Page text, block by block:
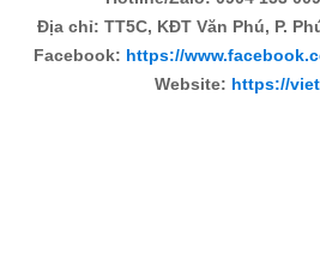
Địa chỉ: TT5C, KĐT Văn Phú, P.
Facebook: https://
Website: https://